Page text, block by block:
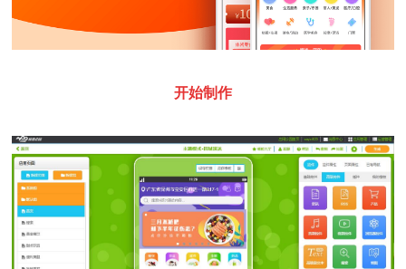
开始制作